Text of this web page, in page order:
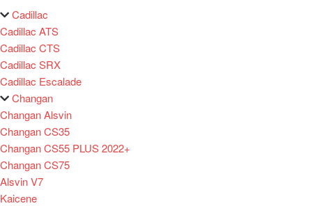
Cadillac
Cadillac ATS
Cadillac CTS
Cadillac SRX
Cadillac Escalade
Changan
Changan Alsvin
Changan CS35
Changan CS55 PLUS 2022+
Changan CS75
Alsvin V7
Kaicene